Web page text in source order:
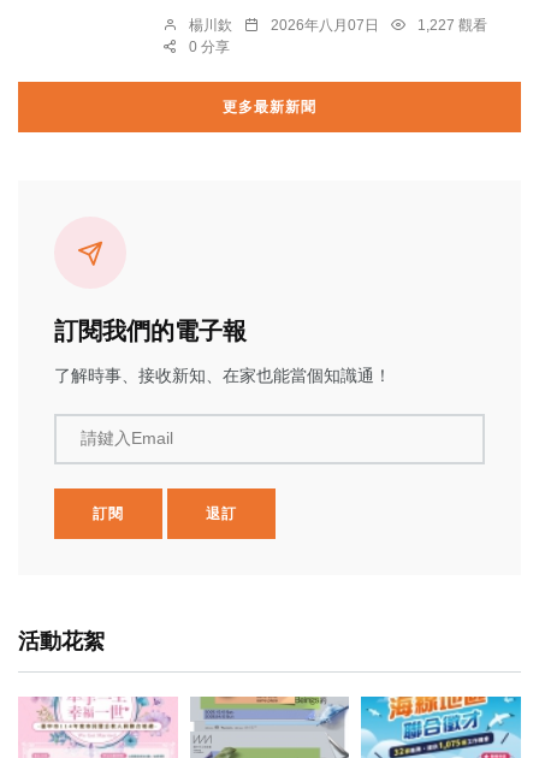
楊川欽 2026年八月07日
1,227 觀看
0 分享
更多最新新聞
訂閱我們的電子報
了解時事、接收新知、在家也能當個知識通！
請鍵入Email
訂閱 退訂
活動花絮